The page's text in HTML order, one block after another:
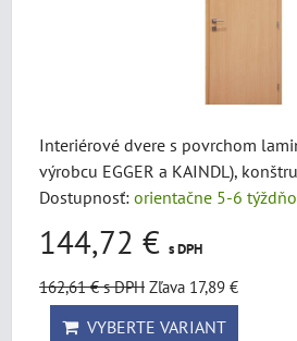
Interiérové dvere s povrchom
výrobcu EGGER a KAINDL),
Dostupnosť: orientačne 5-6
144,72 € s DPH
162,61 €s DPH Zľava 17,89 €
VYBERTE VARIANT